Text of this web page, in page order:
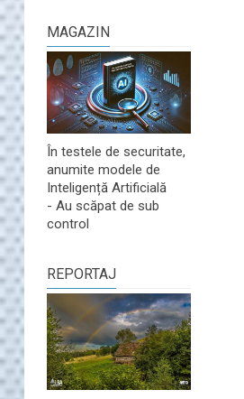
MAGAZIN
În testele de securitate,
anumite modele de
Inteligență Artificială
- Au scăpat de sub
control
REPORTAJ